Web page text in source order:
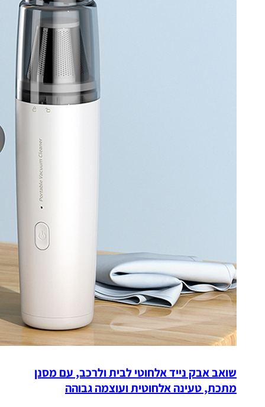
שואב אבק נייד אלחוטי לבית ולרכב, עם מסנן
מתכת, טעינה אלחוטית ועוצמה גבוהה